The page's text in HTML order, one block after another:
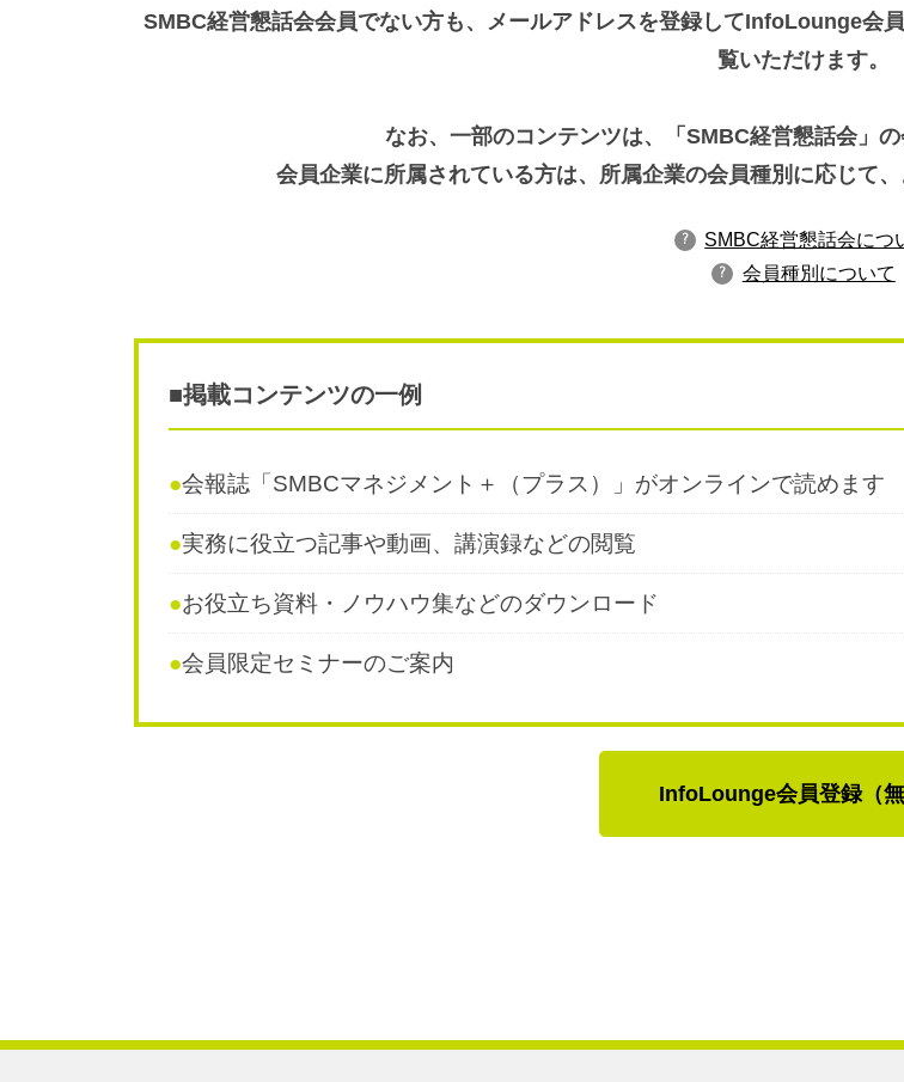
SMBC経営懇話会会員でない方も、メールアドレスを登録してInfoLounge会
覧いただけます。
なお、一部のコンテンツは、「SMBC経営懇話会」の
会員企業に所属されている方は、所属企業の会員種別に応じて
? SMBC経営懇話会につ
? 会員種別について
■掲載コンテンツの一例
●会報誌「SMBCマネジメント＋（プラス）」がオンラインで読めます
●実務に役立つ記事や動画、講演録などの閲覧
●お役立ち資料・ノウハウ集などのダウンロード
●会員限定セミナーのご案内
InfoLounge会員登録（無